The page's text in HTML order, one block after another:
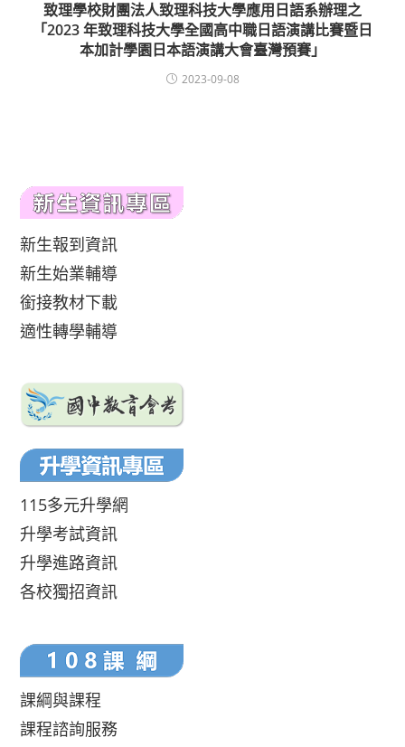
致理學校財團法人致理科技大學應用日語系辦理之
「2023 年致理科技大學全國高中職日語演講比賽暨日
本加計學園日本語演講大會臺灣預賽」
2023-09-08
新生報到資訊
新生始業輔導
銜接教材下載
適性轉學輔導
115多元升學網
升學考試資訊
升學進路資訊
各校獨招資訊
課綱與課程
課程諮詢服務